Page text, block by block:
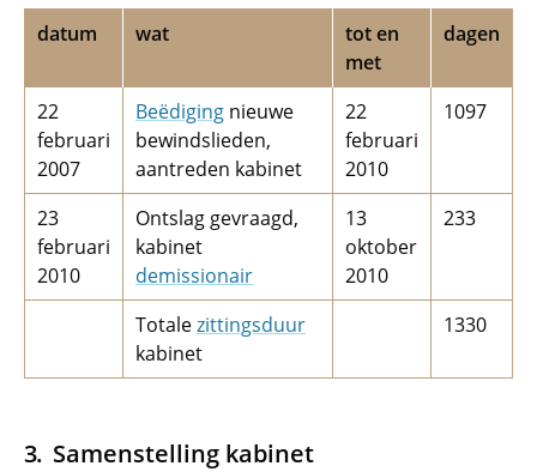
datum wat
tot en
met
dagen
22
februari
2007
Beëdiging nieuwe
bewindslieden,
aantreden kabinet
22
februari
2010
1097
23
februari
2010
Ontslag gevraagd,
kabinet
demissionair
13
oktober
2010
233
Totalezittingsduur
kabinet
1330
Samenstelling kabinet